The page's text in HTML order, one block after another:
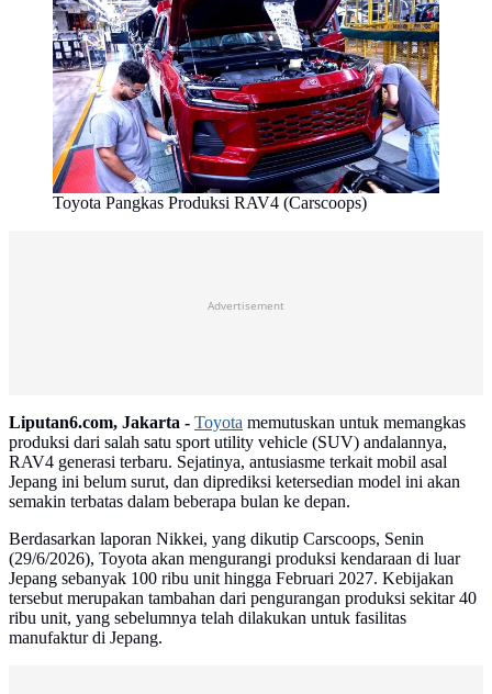
Toyota Pangkas Produksi RAV4 (Carscoops)
Advertisement
Liputan6.com, Jakarta - Toyota memutuskan untuk memangkas
produksi dari salah satu sport utility vehicle (SUV) andalannya,
RAV4 generasi terbaru. Sejatinya, antusiasme terkait mobil asal
Jepang ini belum surut, dan diprediksi ketersedian model ini akan
semakin terbatas dalam beberapa bulan ke depan.
Berdasarkan laporan Nikkei, yang dikutip Carscoops, Senin
(29/6/2026), Toyota akan mengurangi produksi kendaraan di luar
Jepang sebanyak 100 ribu unit hingga Februari 2027. Kebijakan
tersebut merupakan tambahan dari pengurangan produksi sekitar 40
ribu unit, yang sebelumnya telah dilakukan untuk fasilitas
manufaktur di Jepang.